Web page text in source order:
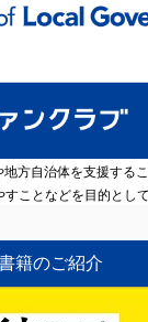
方自治体を支援する
ことなどを目的とし
籍のご紹介